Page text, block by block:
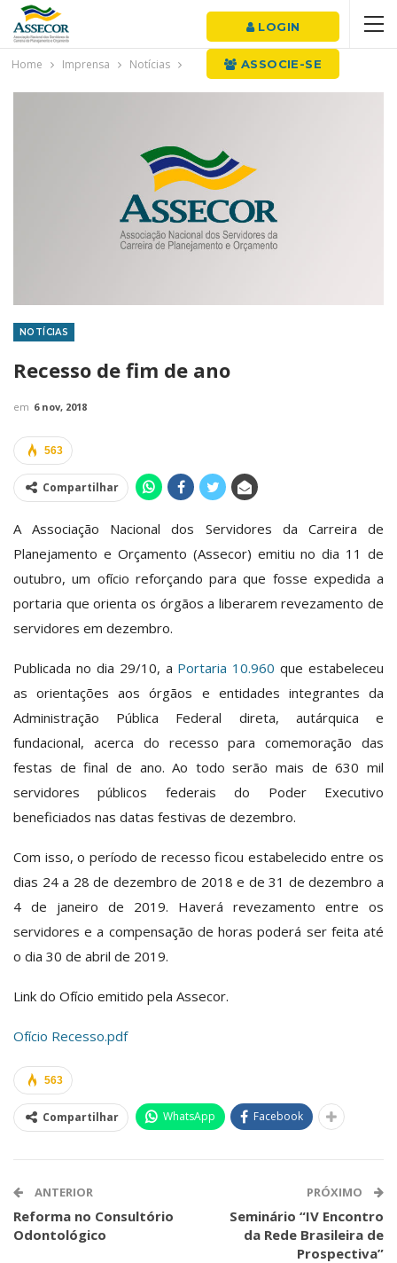
LOGIN
ASSOCIE-SE
Home Imprensa Notícias
NOTÍCIAS
Recesso de fim de ano
em 6 nov, 2018
563
Compartilhar
A Associação Nacional dos Servidores da Carreira de
Planejamento e Orçamento (Assecor) emitiu no dia 11 de
outubro, um ofício reforçando para que fosse expedida a
portaria que orienta os órgãos a liberarem revezamento de
servidores em dezembro.
Publicada no dia 29/10, a Portaria 10.960 que estabeleceu
as orientações aos órgãos e entidades integrantes da
Administração Pública Federal direta, autárquica e
fundacional, acerca do recesso para comemoração das
festas de final de ano. Ao todo serão mais de 630 mil
servidores públicos federais do Poder Executivo
beneficiados nas datas festivas de dezembro.
Com isso, o período de recesso ficou estabelecido entre os
dias 24 a 28 de dezembro de 2018 e de 31 de dezembro a
4 de janeiro de 2019. Haverá revezamento entre os
servidores e a compensação de horas poderá ser feita até
o dia 30 de abril de 2019.
Link do Ofício emitido pela Assecor.
Ofício Recesso.pdf
563
Compartilhar WhatsApp Facebook
ANTERIOR
Reforma no Consultório
Odontológico
PRÓXIMO
Seminário “IV Encontro
da Rede Brasileira de
Prospectiva”